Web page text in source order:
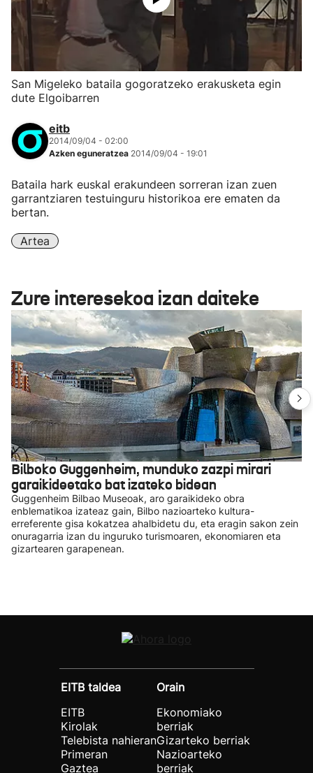
San Migeleko bataila gogoratzeko erakusketa egin
dute Elgoibarren
eitb
2014/09/04 - 02:00
Azken eguneratzea 2014/09/04 - 19:01
Bataila hark euskal erakundeen sorreran izan zuen
garrantziaren testuinguru historikoa ere ematen da
bertan.
Artea
Zure interesekoa izan daiteke
Bilboko Guggenheim, munduko zazpi mirari
garaikideetako bat izateko bidean
Guggenheim Bilbao Museoak, aro garaikideko obra
enblematikoa izateaz gain, Bilbo nazioarteko kultura-
erreferente gisa kokatzea ahalbidetu du, eta eragin sakon zein
onuragarria izan du inguruko turismoaren, ekonomiaren eta
gizartearen garapenean.
EITB taldea
EITB
Kirolak
Telebista nahieran
Primeran
Gaztea
Orain
Ekonomiako
berriak
Gizarteko berriak
Nazioarteko
berriak